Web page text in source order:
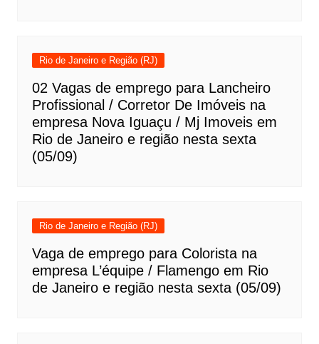
Rio de Janeiro e Região (RJ)
02 Vagas de emprego para Lancheiro
Profissional / Corretor De Imóveis na
empresa Nova Iguaçu / Mj Imoveis em
Rio de Janeiro e região nesta sexta
(05/09)
Rio de Janeiro e Região (RJ)
Vaga de emprego para Colorista na
empresa L’équipe / Flamengo em Rio
de Janeiro e região nesta sexta (05/09)